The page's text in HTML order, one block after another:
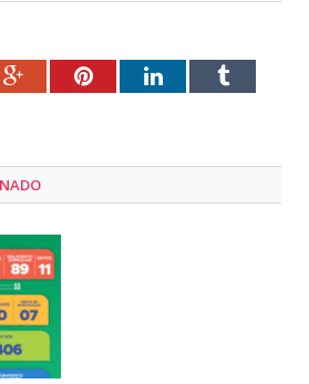
Google+PinterestLinkedInTumblr